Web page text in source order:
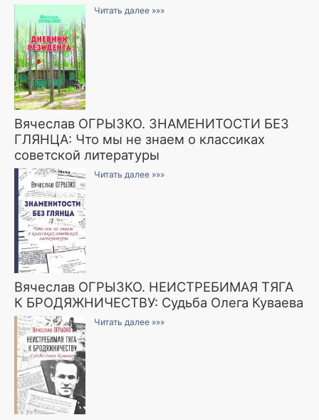
Читать далее »»»
Вячеслав ОГРЫЗКО. ЗНАМЕНИТОСТИ БЕЗ
ГЛЯНЦА: Что мы не знаем о классиках
советской литературы
Читать далее »»»
Вячеслав ОГРЫЗКО. НЕИСТРЕБИМАЯ ТЯГА
К БРОДЯЖНИЧЕСТВУ: Судьба Олега Куваева
Читать далее »»»